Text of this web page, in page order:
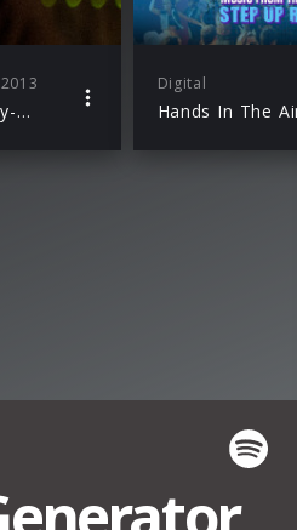
2013
Know Bout Me feat. Jay-Z, Drake & James Fauntleroy
Digital